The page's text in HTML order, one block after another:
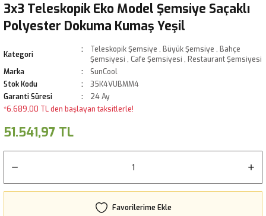
3x3 Teleskopik Eko Model Şemsiye Saçaklı
Polyester Dokuma Kumaş Yeşil
Kategori
Teleskopik Şemsiye , Büyük Şemsiye , Bahçe
Şemsiyesi , Cafe Şemsiyesi , Restaurant Şemsiyesi
Marka
SunCool
Stok Kodu
35K4VUBMM4
Garanti Süresi
24 Ay
*6.689,00 TL den başlayan taksitlerle!
51.541,97 TL